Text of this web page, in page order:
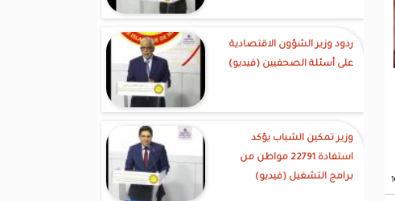
ردود وزير الشؤون الاقتصادية
على أسئلة الصحفيين (فيديو)
وزير تمكين الشباب يؤكد
استفادة 22791 مواطن من
برامج التشغيل (فيديو)